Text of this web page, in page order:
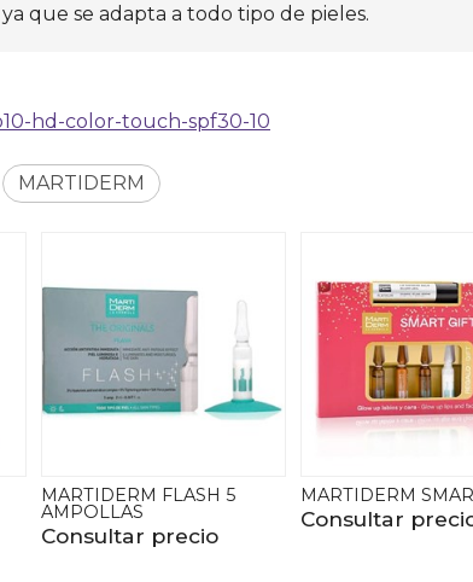
que se adapta a todo tipo de pieles.
hd-color-touch-spf30-10
MARTIDERM
MARTIDERM FLASH 5
AMPOLLAS
Consultar precio
MARTIDERM
Consultar